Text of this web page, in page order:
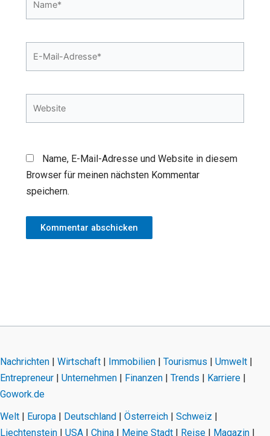
Name, E-Mail-Adresse und Website in diesem
Browser für meinen nächsten Kommentar
speichern.
Nachrichten | Wirtschaft | Immobilien | Tourismus | Umwelt |
Entrepreneur | Unternehmen | Finanzen | Trends | Karriere |
Gowork.de
Welt | Europa | Deutschland | Österreich | Schweiz |
Liechtenstein | USA | China | Meine Stadt | Reise | Magazin |